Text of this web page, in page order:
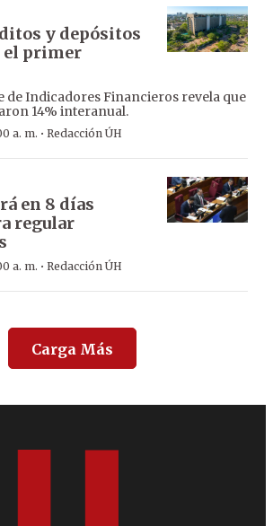
y depósitos
el primer
de Indicadores Financieros revela que
14% interanual.
a. m. · Redacción ÚH
en 8 días
regular
a. m. · Redacción ÚH
Carga Más